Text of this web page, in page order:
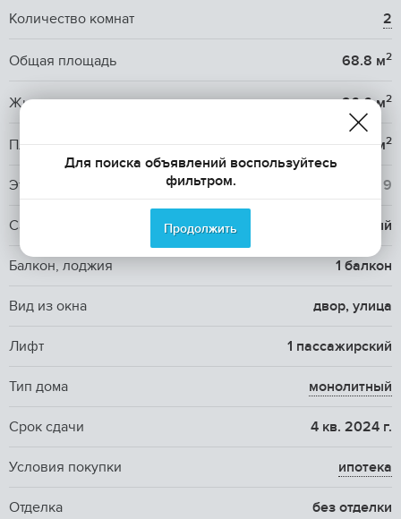
Количество комнат 2
Общая площадь 68.8 м2
Жилая площадь 26.6 м2
Площадь кухни 19.8 м2
Этаж / Этажность / 9
Санузел 1 совмещенный и 1 раздельный
Балкон, лоджия 1 балкон
Вид из окна двор, улица
Лифт 1 пассажирский
Тип дома монолитный
Срок сдачи 4 кв. 2024 г.
Условия покупки ипотека
Отделка без отделки
Для поиска объявлений воспользуйтесь
фильтром.
Продолжить